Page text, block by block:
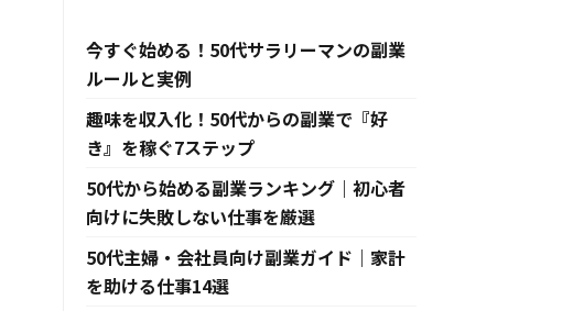
今すぐ始める！50代サラリーマンの副業
ルールと実例
趣味を収入化！50代からの副業で『好
き』を稼ぐ7ステップ
50代から始める副業ランキング｜初心者
向けに失敗しない仕事を厳選
50代主婦・会社員向け副業ガイド｜家計
を助ける仕事14選